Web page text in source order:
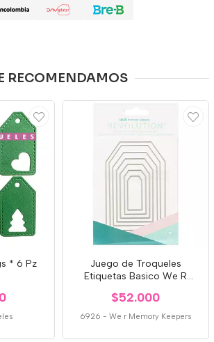
RECOMENDAMOS
* 6 Pz
Juego de Troqueles
Etiquetas Basico We R
$52.000
6926 - We r Memory Keepers